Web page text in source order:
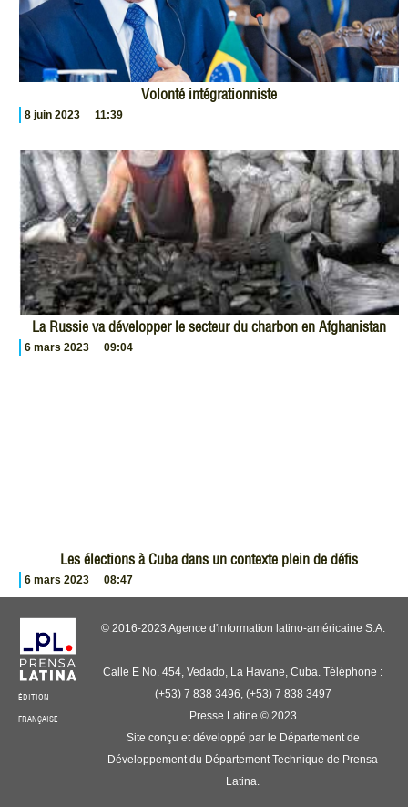
Volonté intégrationniste
8 juin 2023 11:39
La Russie va développer le secteur du charbon en Afghanistan
6 mars 2023 09:04
Les élections à Cuba dans un contexte plein de défis
6 mars 2023 08:47
ÉDITION
FRANÇAISE
© 2016-2023 Agence d'information latino-américaine S.A.
Calle E No. 454, Vedado, La Havane, Cuba. Téléphone :
(+53) 7 838 3496, (+53) 7 838 3497
Presse Latine © 2023
Site conçu et développé par le Département de
Développement du Département Technique de Prensa
Latina.